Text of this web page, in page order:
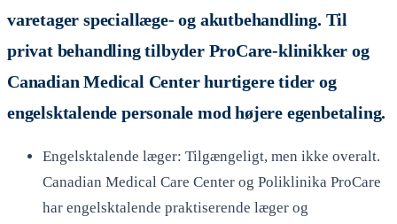
varetager speciallæge- og akutbehandling. Til
privat behandling tilbyder ProCare-klinikker og
Canadian Medical Center hurtigere tider og
engelsktalende personale mod højere egenbetaling.
Engelsktalende læger: Tilgængeligt, men ikke overalt.
Canadian Medical Care Center og Poliklinika ProCare
har engelsktalende praktiserende læger og